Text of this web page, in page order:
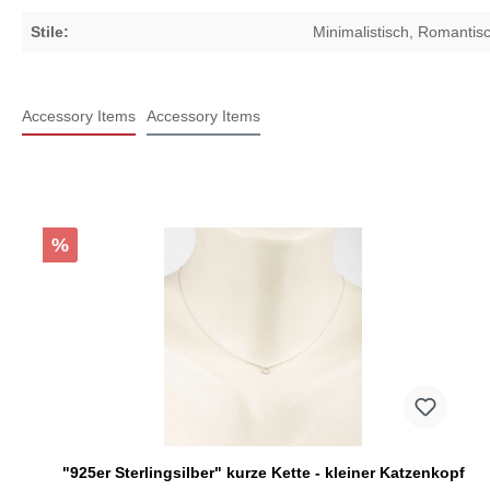
Stile: Minimalistisch,
Accessory Items Accessory Items
%
"925er Sterlingsilber" kurze Kette - kleiner Katzenkopf